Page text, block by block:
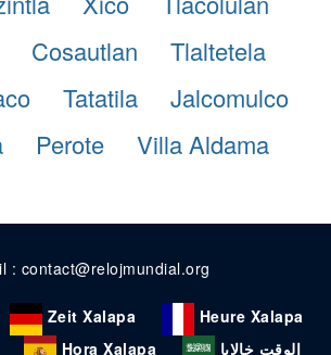
Cosautlan
Tlaltetela
Tatatila
Jalcomulco
Perote Villa Aldama
: contact@relojmundial.org
Zeit Xalapa
Heure Xalapa
Hora Xalapa الوقت خالابا